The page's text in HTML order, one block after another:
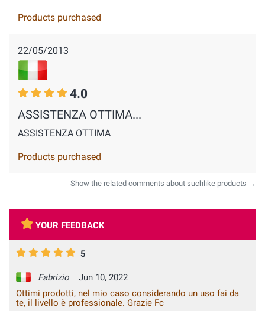
Products purchased
22/05/2013
4.0
ASSISTENZA OTTIMA...
ASSISTENZA OTTIMA
Products purchased
Show the related comments about suchlike products →
YOUR FEEDBACK
5
Fabrizio
Jun 10, 2022
Ottimi prodotti, nel mio caso considerando un uso fai da
te, il livello è professionale. Grazie Fc